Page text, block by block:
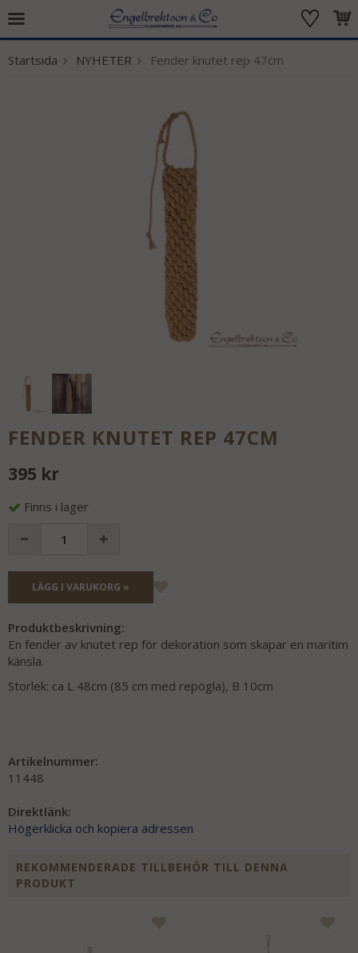
Produkten har blivit tillagd i varukorgen
Startsida NYHETER Fender knutet rep 47cm
FENDER KNUTET REP 47CM
395 kr
Finns i lager
LÄGG I VARUKORG »
Produktbeskrivning:
En fender av knutet rep för dekoration som skapar en maritim
känsla.
Storlek: ca L 48cm (85 cm med repögla), B 10cm
Artikelnummer:
11448
Direktlänk:
Högerklicka och kopiera adressen
REKOMMENDERADE TILLBEHÖR TILL DENNA
PRODUKT